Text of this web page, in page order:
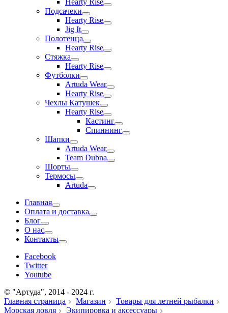
Hearty Rise
Подсачеки
Hearty Rise
Jig It
Полотенца
Hearty Rise
Стяжка
Hearty Rise
Футболки
Artuda Wear
Hearty Rise
Чехлы Катушек
Hearty Rise
Кастинг
Спиннинг
Шапки
Artuda Wear
Team Dubna
Шорты
Термосы
Artuda
Главная
Оплата и доставка
Блог
О нас
Контакты
Facebook
Twitter
Youtube
© "Артуда", 2014 - 2024 г.
Главная страница
Магазин
Товары для летней рыбалки
Морская ловля
Экипировка и аксессуары